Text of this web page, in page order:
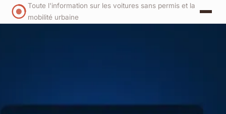
Toute l'information sur les voitures sans permis et la
mobilité urbaine